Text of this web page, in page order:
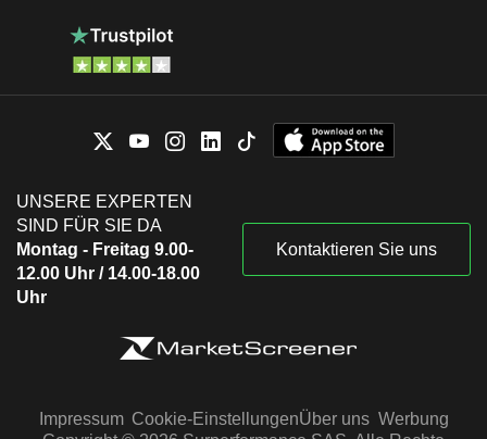
UNSERE EXPERTEN
SIND FÜR SIE DA
Montag - Freitag 9.00-
12.00 Uhr / 14.00-18.00
Uhr
Kontaktieren Sie uns
Impressum Cookie-EinstellungenÜber uns Werbung